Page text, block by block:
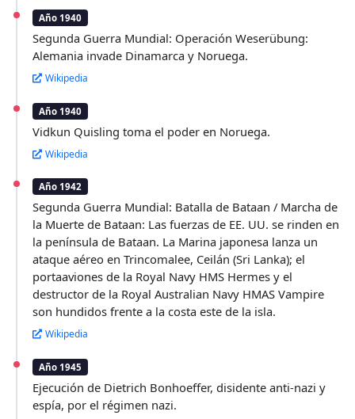
Año 1940
Segunda Guerra Mundial: Operación Weserübung:
Alemania invade Dinamarca y Noruega.
Wikipedia
Año 1940
Vidkun Quisling toma el poder en Noruega.
Wikipedia
Año 1942
Segunda Guerra Mundial: Batalla de Bataan / Marcha de
la Muerte de Bataan: Las fuerzas de EE. UU. se rinden en
la península de Bataan. La Marina japonesa lanza un
ataque aéreo en Trincomalee, Ceilán (Sri Lanka); el
portaaviones de la Royal Navy HMS Hermes y el
destructor de la Royal Australian Navy HMAS Vampire
son hundidos frente a la costa este de la isla.
Wikipedia
Año 1945
Ejecución de Dietrich Bonhoeffer, disidente anti-nazi y
espía, por el régimen nazi.